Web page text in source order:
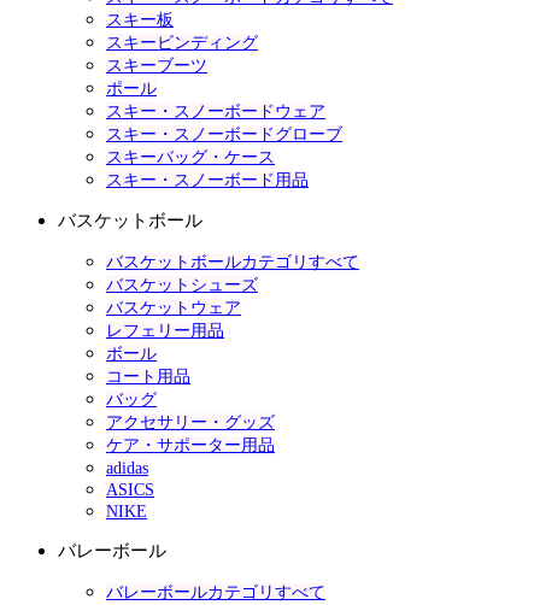
スキー板
スキービンディング
スキーブーツ
ポール
スキー・スノーボードウェア
スキー・スノーボードグローブ
スキーバッグ・ケース
スキー・スノーボード用品
バスケットボール
バスケットボールカテゴリすべて
バスケットシューズ
バスケットウェア
レフェリー用品
ボール
コート用品
バッグ
アクセサリー・グッズ
ケア・サポーター用品
adidas
ASICS
NIKE
バレーボール
バレーボールカテゴリすべて